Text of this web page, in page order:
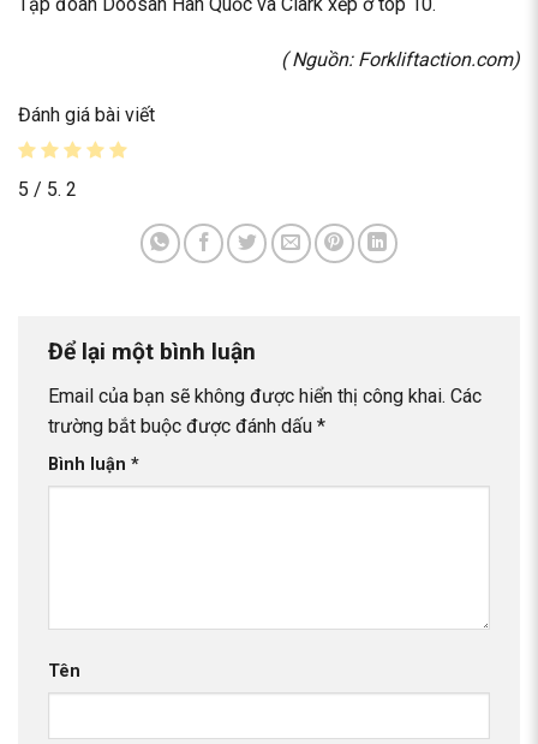
( Nguồn: Forkliftaction.com)
Đánh giá bài viết
5 / 5. 2
Để lại một bình luận
Email của bạn sẽ không được hiển thị công khai. Các
trường bắt buộc được đánh dấu *
Bình luận *
Tên